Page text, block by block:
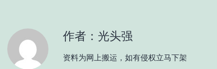
作者：光头强
资料为网上搬运，如有侵权立马下架